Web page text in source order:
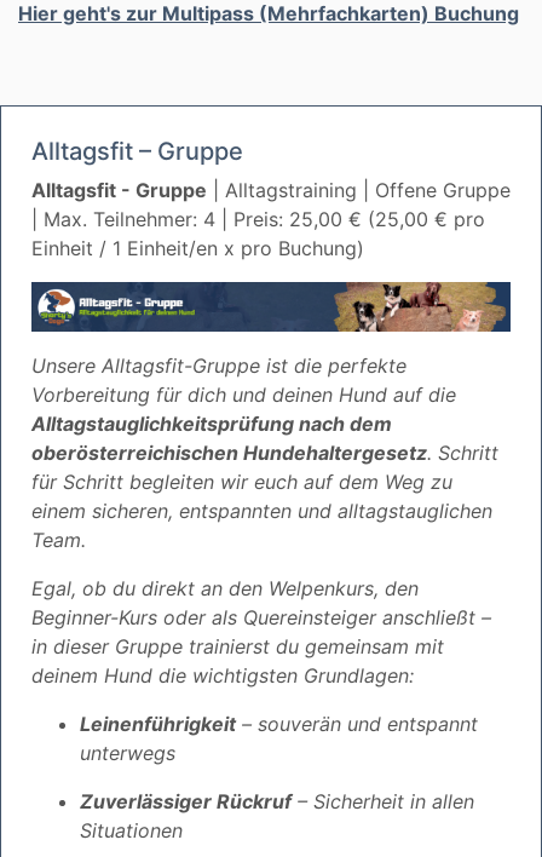
Hier geht's zur Multipass (Mehrfachkarten) Buchung
Alltagsfit – Gruppe
Alltagsfit - Gruppe | Alltagstraining | Offene Gruppe
| Max. Teilnehmer: 4 | Preis: 25,00 € (25,00 € pro
Einheit / 1 Einheit/en x pro Buchung)
Unsere Alltagsfit-Gruppe ist die perfekte
Vorbereitung für dich und deinen Hund auf die
Alltagstauglichkeitsprüfung nach dem
oberösterreichischen Hundehaltergesetz. Schritt
für Schritt begleiten wir euch auf dem Weg zu
einem sicheren, entspannten und alltagstauglichen
Team.
Egal, ob du direkt an den Welpenkurs, den
Beginner-Kurs oder als Quereinsteiger anschließt –
in dieser Gruppe trainierst du gemeinsam mit
deinem Hund die wichtigsten Grundlagen:
Leinenführigkeit– souverän und entspannt
unterwegs
Zuverlässiger Rückruf– Sicherheit in allen
Situationen